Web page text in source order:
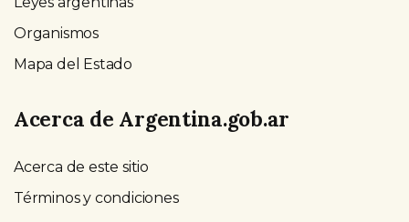
Organismos
Mapa del Estado
Acerca de Argentina.gob.ar
Acerca de este sitio
Términos y condiciones